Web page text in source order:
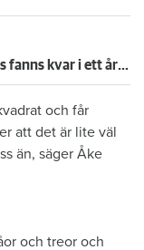
Stryprisk på Asmas lekplats fanns kvar i ett år – trots besiktningsmannens larm
och får
att det är lite väl
än, säger Åke
och treor och